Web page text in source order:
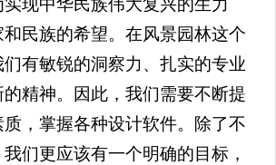
现中华民族伟大复兴的生力
民族的希望。在风景园林这个
有敏锐的洞察力、扎实的专业
精神。因此，我们需要不断提
，掌握各种设计软件。除了不
们更应该有一个明确的目标，